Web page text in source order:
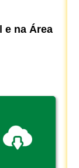
e na Área